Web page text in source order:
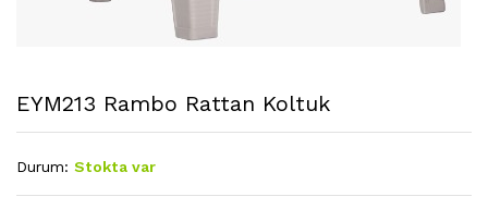
EYM213 Rambo Rattan Koltuk
Durum: Stokta var